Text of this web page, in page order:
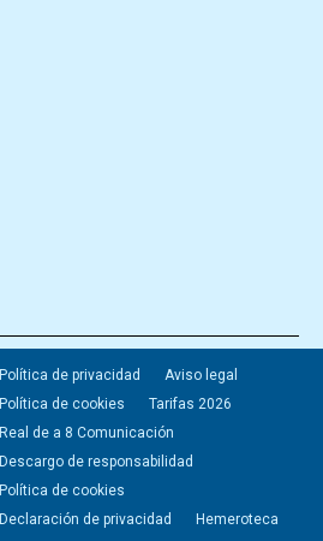
Política de privacidad
Aviso legal
Política de cookies
Tarifas 2026
Real de a 8 Comunicación
Descargo de responsabilidad
Política de cookies
Declaración de privacidad
Hemeroteca